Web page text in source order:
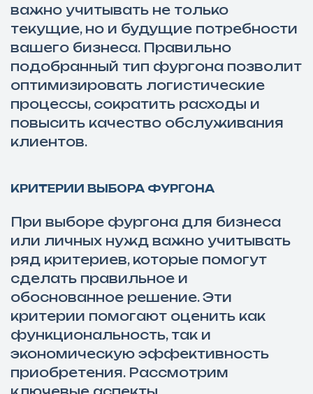
важно учитывать не только
текущие, но и будущие потребности
вашего бизнеса. Правильно
подобранный тип фургона позволит
оптимизировать логистические
процессы, сократить расходы и
повысить качество обслуживания
клиентов.
КРИТЕРИИ ВЫБОРА ФУРГОНА
При выборе фургона для бизнеса
или личных нужд важно учитывать
ряд критериев, которые помогут
сделать правильное и
обоснованное решение. Эти
критерии помогают оценить как
функциональность, так и
экономическую эффективность
приобретения. Рассмотрим